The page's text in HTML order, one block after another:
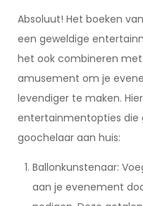
Absoluut! Het boeken
een geweldige
het ook combineren
amusement om je
levendiger te maken.
entertainmentopties die
goochelaar aan huis:
Ballonkunstenaar:
aan je evenement